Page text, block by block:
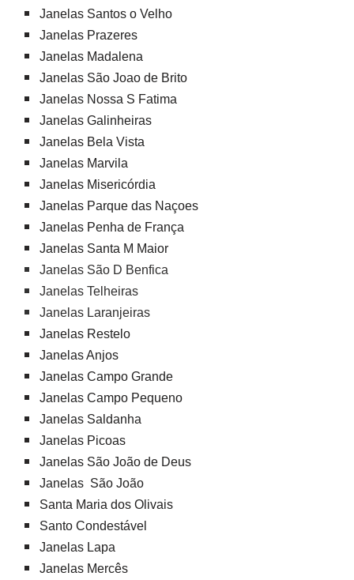
Janelas Santos o Velho
Janelas Prazeres
Janelas Madalena
Janelas São Joao de Brito
Janelas Nossa S Fatima
Janelas Galinheiras
Janelas Bela Vista
Janelas Marvila
Janelas Misericórdia
Janelas Parque das Naçoes
Janelas Penha de França
Janelas Santa M Maior
Janelas São D Benfica
Janelas Telheiras
Janelas Laranjeiras
Janelas Restelo
Janelas Anjos
Janelas Campo Grande
Janelas Campo Pequeno
Janelas Saldanha
Janelas Picoas
Janelas São João de Deus
Janelas São João
Santa Maria dos Olivais
Santo Condestável
Janelas Lapa
Janelas Mercês